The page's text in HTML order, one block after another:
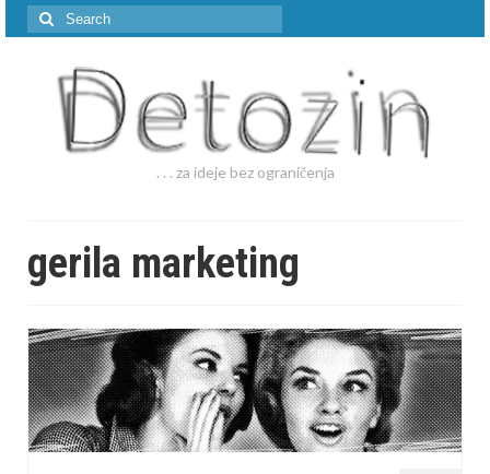
Search
for:
. . . za ideje bez ograničenja
gerila marketing